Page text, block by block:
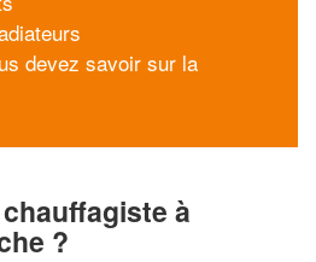
devez savoir sur la
à
?